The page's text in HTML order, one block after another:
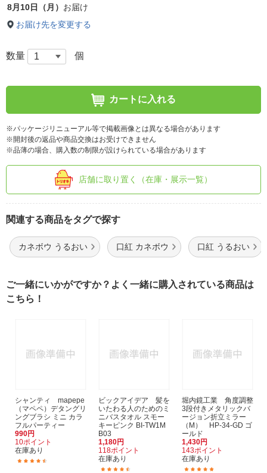
8月10日（月） お届け
お届け先を変更する
数量 個
カートに入れる
※パッケージリニューアル等で掲載画像とは異なる場合があります
※開封後の返品や商品交換はお受けできません
※品薄の場合、購入数の制限が設けられている場合があります
店舗に取り置く（在庫・展示一覧）
関連する商品をタグで探す
カネボウ うるおい 口紅 カネボウ 口紅 うるおい
ご一緒にいかがですか？よく一緒に購入されている商品は
こちら！
シャンティ mapepe
（マペペ）デタングリ
ングブラシ ミニ カラ
フルパーティー
990円
10ポイント
在庫あり
ビックアイデア 髪を
いたわる人のためのミ
ニバスタオル スモー
キーピンク BI-TW1M
B03
1,180円
118ポイント
在庫あり
堀内鏡工業 角度調整
3段付きメタリックバ
ージョン折立ミラー
（M） HP-34-GD ゴ
ールド
1,430円
143ポイント
在庫あり